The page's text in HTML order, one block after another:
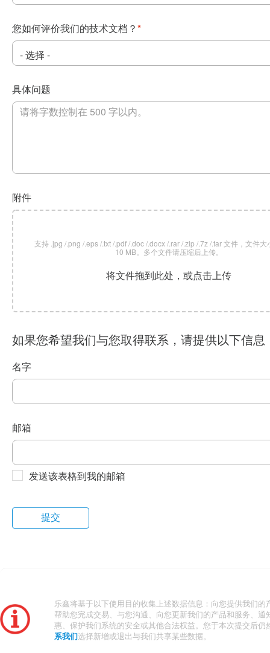
您如何评价我们的技术文档？ *
具体问题
附件
支持 .jpg /.png /.eps /.txt /.pdf /.doc /.docx /.rar /.zip /.7z /.tar 文件，文件大
10 MB。多个文件请压缩后上传。
将文件拖到此处，或点击上传
如果您希望我们与您取得联系，请提供以下信息
名字
邮箱
发送该表格到我的邮箱
乐鑫将基于以下使用目的收集上述数据信息：向您提供我们的
帮助您完成交易、与您沟通、向您更新我们的产品和服务、通
惠、保护我们系统的安全或其他合法权益。您于本次提交后仍
系我们 选择新增或退出与我们共享某些数据。